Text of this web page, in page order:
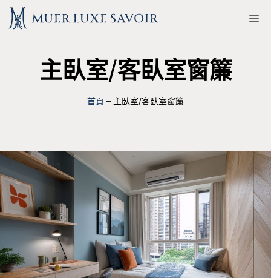
至
主臥室/客臥室窗簾
首頁 – 主臥室/客臥室窗簾